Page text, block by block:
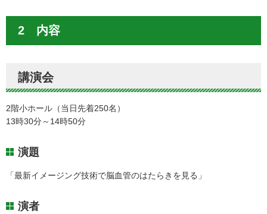
2 内容
講演会
2階小ホール（当日先着250名）
13時30分～14時50分
演題
「最新イメージング技術で脳血管のはたらきを見る」
演者